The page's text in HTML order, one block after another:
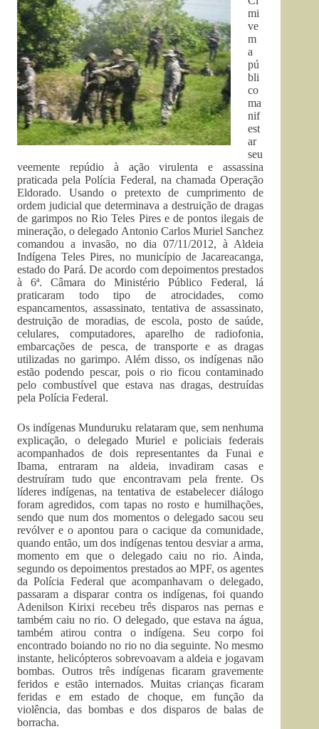
mi
ve
m
a
pú
bli
co
ma
nif
est
ar
seu
veemente repúdio à ação virulenta e assassina
praticada pela Polícia Federal, na chamada Operação
Eldorado. Usando o pretexto de cumprimento de
ordem judicial que determinava a destruição de dragas
de garimpos no Rio Teles Pires e de pontos ilegais de
mineração, o delegado Antonio Carlos Muriel Sanchez
comandou a invasão, no dia 07/11/2012, à Aldeia
Indígena Teles Pires, no município de Jacareacanga,
estado do Pará. De acordo com depoimentos prestados
à 6ª. Câmara do Ministério Público Federal, lá
praticaram todo tipo de atrocidades, como
espancamentos, assassinato, tentativa de assassinato,
destruição de moradias, de escola, posto de saúde,
celulares, computadores, aparelho de radiofonia,
embarcações de pesca, de transporte e as dragas
utilizadas no garimpo. Além disso, os indígenas não
estão podendo pescar, pois o rio ficou contaminado
pelo combustível que estava nas dragas, destruídas
pela Polícia Federal.
Os indígenas Munduruku relataram que, sem nenhuma
explicação, o delegado Muriel e policiais federais
acompanhados de dois representantes da Funai e
Ibama, entraram na aldeia, invadiram casas e
destruíram tudo que encontravam pela frente. Os
líderes indígenas, na tentativa de estabelecer diálogo
foram agredidos, com tapas no rosto e humilhações,
sendo que num dos momentos o delegado sacou seu
revólver e o apontou para o cacique da comunidade,
quando então, um dos indígenas tentou desviar a arma,
momento em que o delegado caiu no rio. Ainda,
segundo os depoimentos prestados ao MPF, os agentes
da Polícia Federal que acompanhavam o delegado,
passaram a disparar contra os indígenas, foi quando
Adenilson Kirixi recebeu três disparos nas pernas e
também caiu no rio. O delegado, que estava na água,
também atirou contra o indígena. Seu corpo foi
encontrado boiando no rio no dia seguinte. No mesmo
instante, helicópteros sobrevoavam a aldeia e jogavam
bombas. Outros três indígenas ficaram gravemente
feridos e estão internados. Muitas crianças ficaram
feridas e em estado de choque, em função da
violência, das bombas e dos disparos de balas de
borracha.